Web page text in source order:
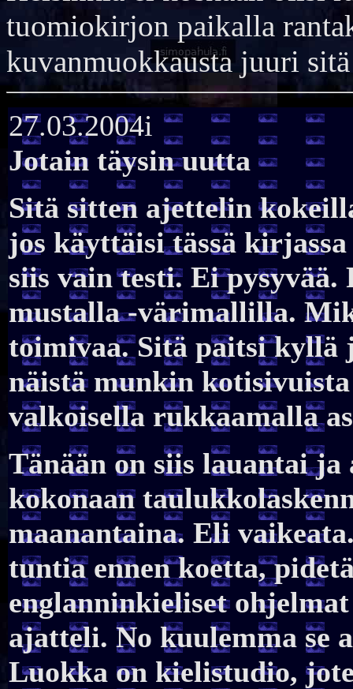
tuomiokirjon paikalla
kuvanmuokkausta juuri
27.03.2004i
Jotain täysin uutta
Sitä sitten ajettelin
jos käyttäisi tässä
siis vain testi. Ei
mustalla -värimallilla.
toimivaa. Sitä paitsi kyllä
näistä munkin
valkoisella rukkaamalla
Tänään on siis lauantai
kokonaan
maanantaina. Eli
tuntia ennen koetta,
englanninkieliset
ajatteli. No kuulemma se
Luokka on kielistudio,